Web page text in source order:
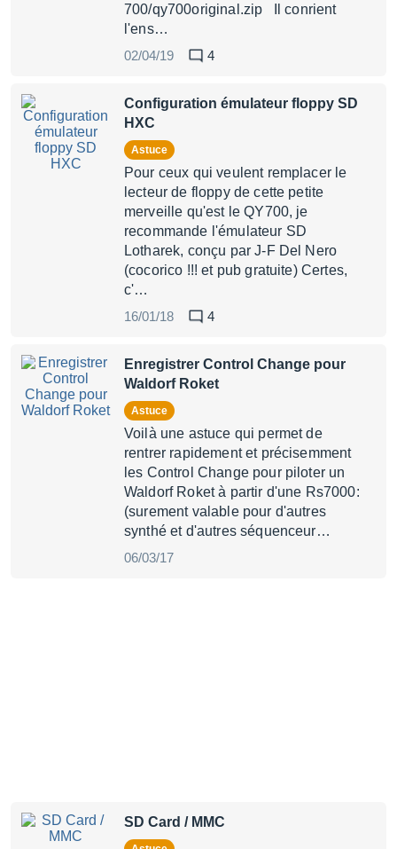
700/qy700original.zip Il conrient
l'ens…
02/04/19
4
Configuration émulateur floppy SD
HXC
Astuce
Pour ceux qui veulent remplacer le
lecteur de floppy de cette petite
merveille qu'est le QY700, je
recommande l'émulateur SD
Lotharek, conçu par J-F Del Nero
(cocorico !!! et pub gratuite) Certes,
c'…
16/01/18
4
Enregistrer Control Change pour
Waldorf Roket
Astuce
Voilà une astuce qui permet de
rentrer rapidement et précisemment
les Control Change pour piloter un
Waldorf Roket à partir d'une Rs7000:
(surement valable pour d'autres
synthé et d'autres séquenceur…
06/03/17
SD Card / MMC